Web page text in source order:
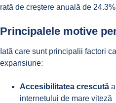
rată de creștere anuală de
Principalele motive
Iată care sunt principalii factori
expansiune:
Accesibilitatea crescută
internetului de mare viteză